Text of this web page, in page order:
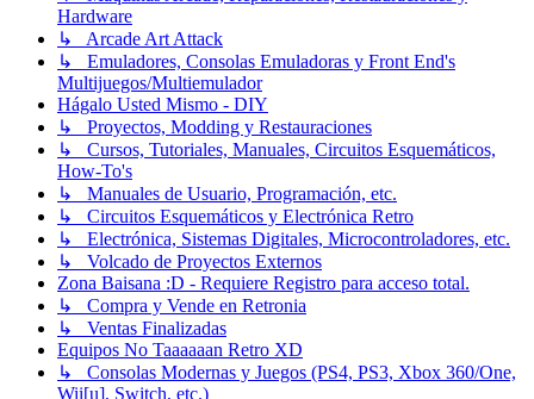
Hardware
↳ Arcade Art Attack
↳ Emuladores, Consolas Emuladoras y Front End's
Multijuegos/Multiemulador
Hágalo Usted Mismo - DIY
↳ Proyectos, Modding y Restauraciones
↳ Cursos, Tutoriales, Manuales, Circuitos Esquemáticos,
How-To's
↳ Manuales de Usuario, Programación, etc.
↳ Circuitos Esquemáticos y Electrónica Retro
↳ Electrónica, Sistemas Digitales, Microcontroladores, etc.
↳ Volcado de Proyectos Externos
Zona Baisana :D - Requiere Registro para acceso total.
↳ Compra y Vende en Retronia
↳ Ventas Finalizadas
Equipos No Taaaaaan Retro XD
↳ Consolas Modernas y Juegos (PS4, PS3, Xbox 360/One,
Wii[u], Switch, etc.)